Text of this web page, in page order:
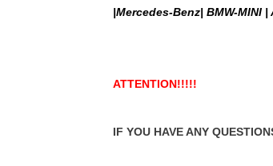
|Mercedes-Benz| BMW-MINI |
ATTENTION!!!!!
IF YOU HAVE ANY